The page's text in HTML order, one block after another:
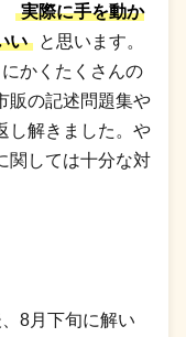
実際に手を動か
い
と思います。
かくたくさんの
販の記述問題集や
し解きました。や
関しては十分な対
8月下旬に解い